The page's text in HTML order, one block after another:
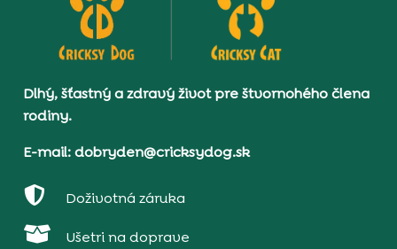
Dlhý, šťastný a zdravý život pre štvornohého člena
rodiny.
E-mail: dobryden@cricksydog.sk
 Doživotná záruka
 Ušetri na doprave